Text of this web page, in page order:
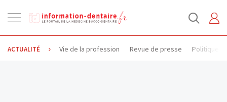
la
navigation
ACTUALITÉ Vie de la profession Revue de presse Politique